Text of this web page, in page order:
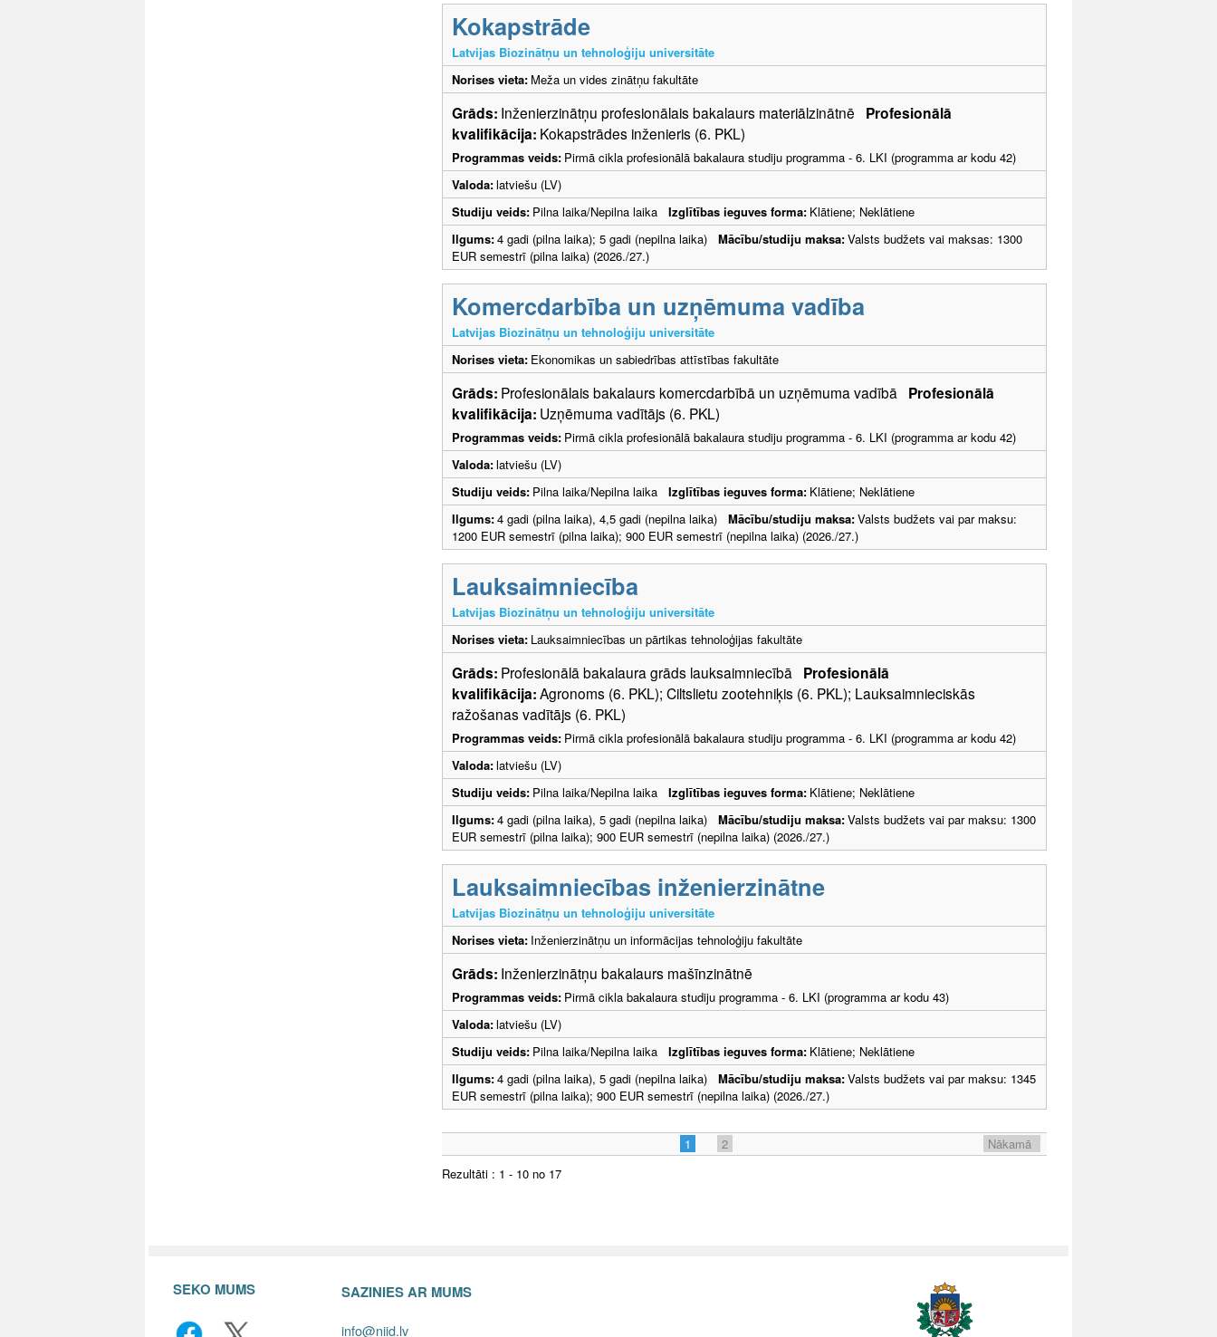
Kokapstrāde
Latvijas Biozinātņu un tehnoloģiju universitāte
Norises vieta: Meža un vides zinātņu fakultāte
Grāds: Inženierzinātņu profesionālais bakalaurs materiālzinātnē Profesionālā
kvalifikācija: Kokapstrādes inženieris (6. PKL)
Programmas veids: Pirmā cikla profesionālā bakalaura studiju programma - 6. LKI (programma ar kodu 42)
Valoda:latviešu (LV)
Studiju veids: Pilna laika/Nepilna laika Izglītības ieguves forma: Klātiene; Neklātiene
Ilgums:4 gadi (pilna laika); 5 gadi (nepilna laika) Mācību/studiju maksa:Valsts budžets vai maksas: 1300
EUR semestrī (pilna laika) (2026./27.)
Komercdarbība un uzņēmuma vadība
Latvijas Biozinātņu un tehnoloģiju universitāte
Norises vieta: Ekonomikas un sabiedrības attīstības fakultāte
Grāds: Profesionālais bakalaurs komercdarbībā un uzņēmuma vadībā Profesionālā
kvalifikācija: Uzņēmuma vadītājs (6. PKL)
Programmas veids: Pirmā cikla profesionālā bakalaura studiju programma - 6. LKI (programma ar kodu 42)
Valoda:latviešu (LV)
Studiju veids: Pilna laika/Nepilna laika Izglītības ieguves forma: Klātiene; Neklātiene
Ilgums:4 gadi (pilna laika), 4,5 gadi (nepilna laika) Mācību/studiju maksa:Valsts budžets vai par maksu:
1200 EUR semestrī (pilna laika); 900 EUR semestrī (nepilna laika) (2026./27.)
Lauksaimniecība
Latvijas Biozinātņu un tehnoloģiju universitāte
Norises vieta: Lauksaimniecības un pārtikas tehnoloģijas fakultāte
Grāds: Profesionālā bakalaura grāds lauksaimniecībā Profesionālā
kvalifikācija:Agronoms (6. PKL); Ciltslietu zootehniķis (6. PKL); Lauksaimnieciskās
ražošanas vadītājs (6. PKL)
Programmas veids: Pirmā cikla profesionālā bakalaura studiju programma - 6. LKI (programma ar kodu 42)
Valoda:latviešu (LV)
Studiju veids: Pilna laika/Nepilna laika Izglītības ieguves forma: Klātiene; Neklātiene
Ilgums:4 gadi (pilna laika), 5 gadi (nepilna laika) Mācību/studiju maksa:Valsts budžets vai par maksu: 1300
EUR semestrī (pilna laika); 900 EUR semestrī (nepilna laika) (2026./27.)
Lauksaimniecības inženierzinātne
Latvijas Biozinātņu un tehnoloģiju universitāte
Norises vieta: Inženierzinātņu un informācijas tehnoloģiju fakultāte
Grāds: Inženierzinātņu bakalaurs mašīnzinātnē
Programmas veids: Pirmā cikla bakalaura studiju programma - 6. LKI (programma ar kodu 43)
Valoda:latviešu (LV)
Studiju veids: Pilna laika/Nepilna laika Izglītības ieguves forma: Klātiene; Neklātiene
Ilgums:4 gadi (pilna laika), 5 gadi (nepilna laika) Mācību/studiju maksa:Valsts budžets vai par maksu: 1345
EUR semestrī (pilna laika); 900 EUR semestrī (nepilna laika) (2026./27.)
1 2
Nākamā
Rezultāti : 1 - 10 no 17
SEKO MUMS SAZINIES AR MUMS
info@niid.lv